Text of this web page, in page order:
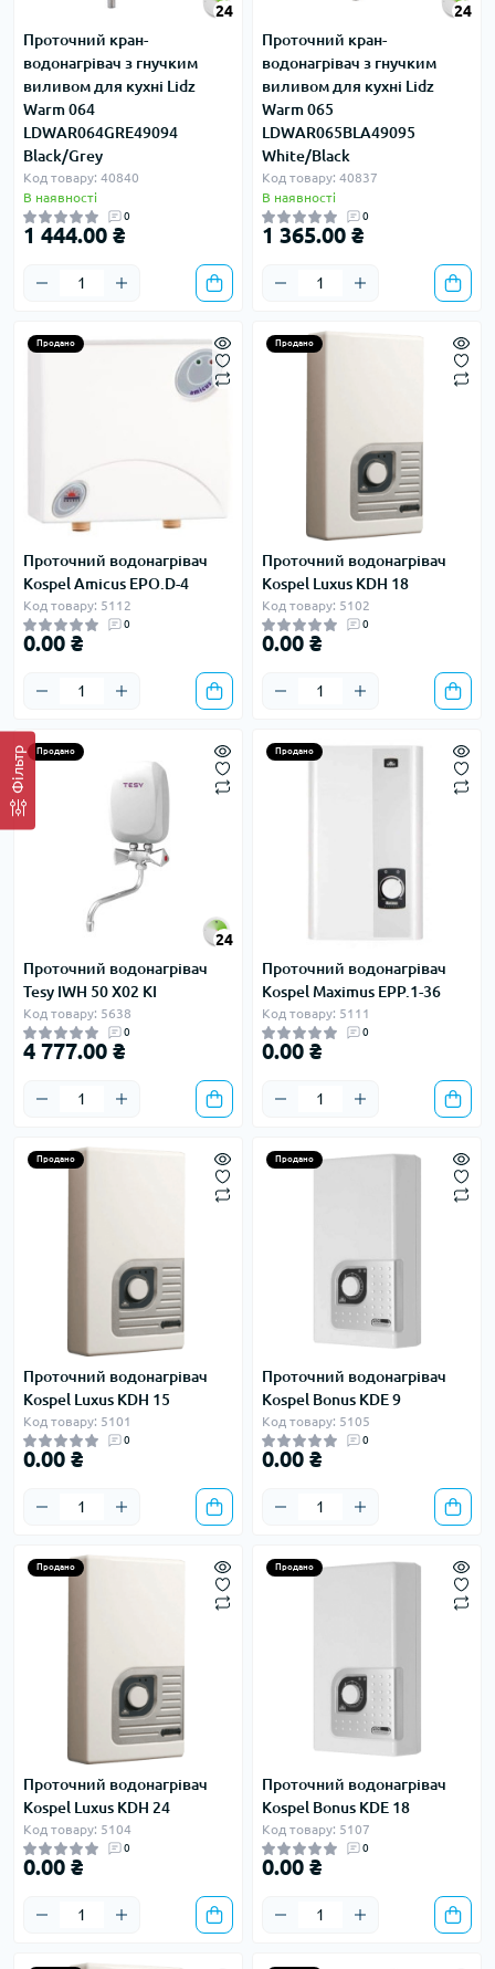
Фільтр
24
Проточний кран-
водонагрівач з гнучким
виливом для кухні Lidz
Warm 064
LDWAR064GRE49094
Black/Grey
Код товару: 40840
В наявності
0
1 444.00 ₴
24
Проточний кран-
водонагрівач з гнучким
виливом для кухні Lidz
Warm 065
LDWAR065BLA49095
White/Black
Код товару: 40837
В наявності
0
1 365.00 ₴
Продано
Проточний водонагрівач
Kospel Amicus EPO.D-4
Код товару: 5112
0
0.00 ₴
Продано
Проточний водонагрівач
Kospel Luxus KDH 18
Код товару: 5102
0
0.00 ₴
Продано
24
Проточний водонагрівач
Tesy IWH 50 X02 KI
Код товару: 5638
0
4 777.00 ₴
Продано
Проточний водонагрівач
Kospel Maximus EPP.1-36
Код товару: 5111
0
0.00 ₴
Продано
Проточний водонагрівач
Kospel Luxus KDH 15
Код товару: 5101
0
0.00 ₴
Продано
Проточний водонагрівач
Kospel Bonus KDE 9
Код товару: 5105
0
0.00 ₴
Продано
Проточний водонагрівач
Kospel Luxus KDH 24
Код товару: 5104
0
0.00 ₴
Продано
Проточний водонагрівач
Kospel Bonus KDE 18
Код товару: 5107
0
0.00 ₴